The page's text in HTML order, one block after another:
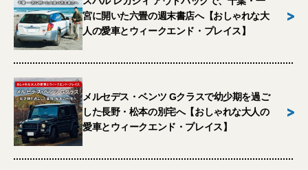
宮に開いた六畳の週末書店へ【おしゃれな大
人の愛車とウィークエンド・プレイス】
>
メルセデス・ベンツ Gクラスで幼少期を過ご
した長野・松本の別宅へ【おしゃれな大人の
愛車とウィークエンド・プレイス】
>